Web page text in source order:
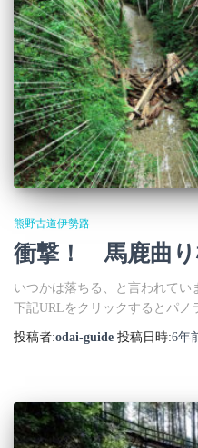
熊野古道伊勢路
衝撃！ 馬鹿曲り
いつかは落ちる、と言われてい
下記URLをクリックするとパノ
投稿者:odai-guide 投稿日時:6年